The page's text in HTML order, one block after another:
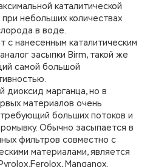
каталитической
небольших количествах
в воде.
с нанесенным каталитическим
засыпки Birm, такой же
самой большой
диоксид марганца, но в
материалов очень
больших потоков и
Обычно засыпается в
фильтров совместно с
материалами, является
Manganox.